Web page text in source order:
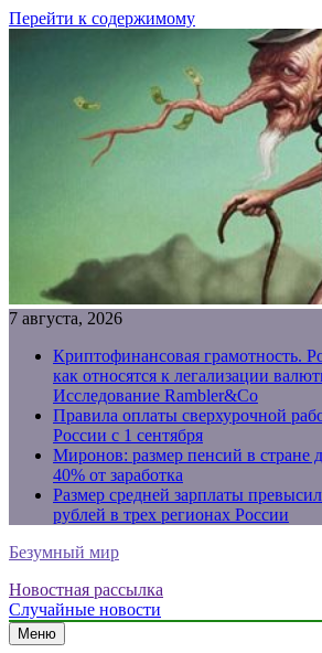
Перейти к содержимому
7 августа, 2026
Криптофинансовая грамотность.
как относятся к легализации
Исследование Rambler&Co
Правила оплаты сверхурочной
России с 1 сентября
Миронов: размер пенсий в стране
40% от заработка
Размер средней зарплаты
рублей в трех регионах России
Безумный мир
Новостная рассылка
Случайные новости
Меню